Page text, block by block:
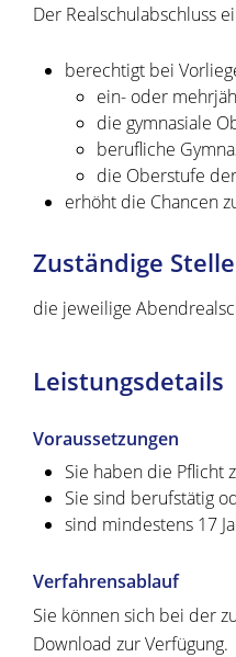
Der Realschulabschluss
berechtigt bei
ein- oder
die gymnasiale
berufliche
die Oberstufe
erhöht die Chancen
Zuständige Stelle
die jeweilige
Leistungsdetails
Voraussetzungen
Sie haben die Pflicht
Sie sind berufstätig
sind mindestens 17
Verfahrensablauf
Sie können sich bei der
Download zur Verfügung.